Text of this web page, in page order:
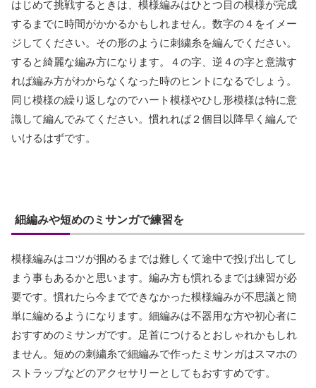
はじめて挑戦するときは、模様編みはひとつ目の模様が完成
するまでに時間がかかるかもしれません。数字の４をイメー
ジしてください。その形のように刺繍糸を編んでください。
すると綺麗な編み方になります。４の字、逆４の字と意識す
れば編み方がわからなくなった時のヒントになるでしょう。
同じ模様の繰り返しなのでハート模様やひし形模様は特に意
識して編んでみてください。慣れれば２個目以降早く編んで
いけるはずです。
細編みや短めのミサンガで練習を
模様編みはコツが掴めるまでは難しくて途中で投げ出してし
まう事もあるかと思います。編み方も慣れるまでは練習が必
要です。慣れたら今までできなかった模様編みが不思議と簡
単に編めるようになります。細編みは不器用な方や初心者に
おすすめのミサンガです。足首につけるとおしゃれかもしれ
ません。短めの刺繍糸で細編みで作ったミサンガはスマホの
ストラップなどのアクセサリーとしてもおすすめです。